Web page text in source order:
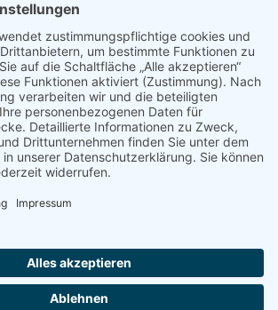
flex-i GmbH
Happenbacher Str. 90
74199 Untergruppenbach
0 71 31-124 81 00
0 71 31-124 81 02
info(at)flex-i(dot)de
Datenschutz
Cookie-Einstellungen
Impressum